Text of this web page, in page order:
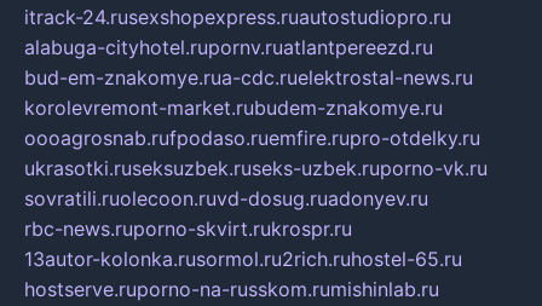
itrack-24.rusexshopexpress.ruautostudiopro.ru
alabuga-cityhotel.rupornv.ruatlantpereezd.ru
bud-em-znakomye.rua-cdc.ruelektrostal-news.ru
korolevremont-market.rubudem-znakomye.ru
oooagrosnab.rufpodaso.ruemfire.rupro-otdelky.ru
ukrasotki.ruseksuzbek.ruseks-uzbek.ruporno-vk.ru
sovratili.ruolecoon.ruvd-dosug.ruadonyev.ru
rbc-news.ruporno-skvirt.rukrospr.ru
13autor-kolonka.rusormol.ru2rich.ruhostel-65.ru
hostserve.ruporno-na-russkom.rumishinlab.ru